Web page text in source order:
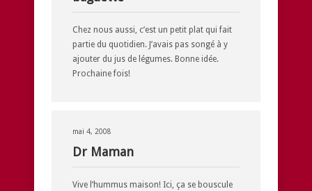
Chez nous aussi, c’est un petit plat qui fait
partie du quotidien. J’avais pas songé à y
ajouter du jus de légumes. Bonne idée.
Prochaine fois!
mai 4, 2008
Dr Maman
Vive l’hummus maison! Ici, ça se bouscule